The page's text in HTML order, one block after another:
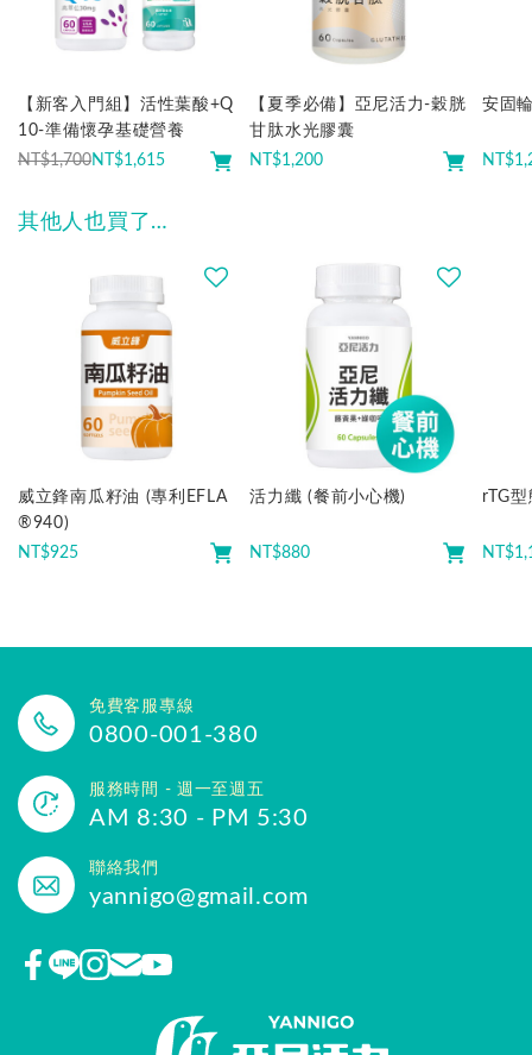
【新客入門組】活性葉酸+Q
10-準備懷孕基礎營養
NT$1,700NT$1,615
【夏季必備】亞尼活力-穀胱
甘肽水光膠囊
NT$1,200
安固
NT$
其他人也買了…
威立鋒南瓜籽油 (專利EFLA
®940)
NT$925
活力纖 (餐前小心機)
NT$880
rTG
NT$
免費客服專線
0800-001-380
服務時間 - 週一至週五
AM 8:30 - PM 5:30
聯絡我們
yannigo@gmail.com